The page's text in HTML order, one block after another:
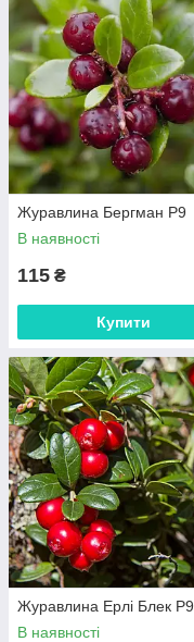
Журавлина Бергман Р9
В наявності
115 ₴
Купити
Журавлина Ерлі Блек Р9
В наявності